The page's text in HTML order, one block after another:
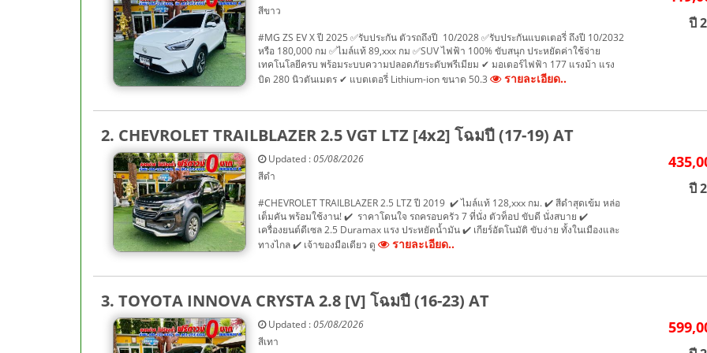
สีขาว
#MG ZS EV X ปี 2025 ✅รับประกัน ตัวรถถึงปี 10/2028 ✅รับประกันแบตเตอรี่ ถึงปี 10/2032
หรือ 180,000 กม ✅ไมล์แท้ 89,xxx กม ✅SUV ไฟฟ้า 100% ขับสนุก ประหยัดค่าใช้จ่าย
เทคโนโลยีครบ พร้อมระบบความปลอดภัยระดับพรีเมียม ✔ มอเตอร์ไฟฟ้า 177 แรงม้า แรง
บิด 280 นิวตันเมตร ✔ แบตเตอรี่ Lithium-ion ขนาด 50.3
รายละเอียด..
ปี
2. CHEVROLET TRAILBLAZER 2.5 VGT LTZ [4x2] โฉมปี (17-19) AT
Updated :05/08/2026
สีดำ
#CHEVROLET TRAILBLAZER 2.5 LTZ ปี 2019 ✔️ ไมล์แท้ 128,xxx กม. ✔️ สีดำสุดเข้ม หล่อ
เต็มคัน พร้อมใช้งาน! ✔️ ราคาโดนใจ รถครอบครัว 7 ที่นั่ง ตัวท็อป ขับดี นั่งสบาย ✔️
เครื่องยนต์ดีเซล 2.5 Duramax แรง ประหยัดน้ำมัน ✔️ เกียร์อัตโนมัติ ขับง่าย ทั้งในเมืองและ
ทางไกล ✔️ เจ้าของมือเดียว ดู
รายละเอียด..
ปี
3. TOYOTA INNOVA CRYSTA 2.8 [V] โฉมปี (16-23) AT
Updated :05/08/2026
สีเทา